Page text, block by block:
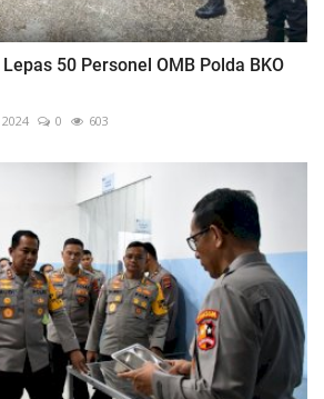
50 Personel OMB Polda BKO
0 603